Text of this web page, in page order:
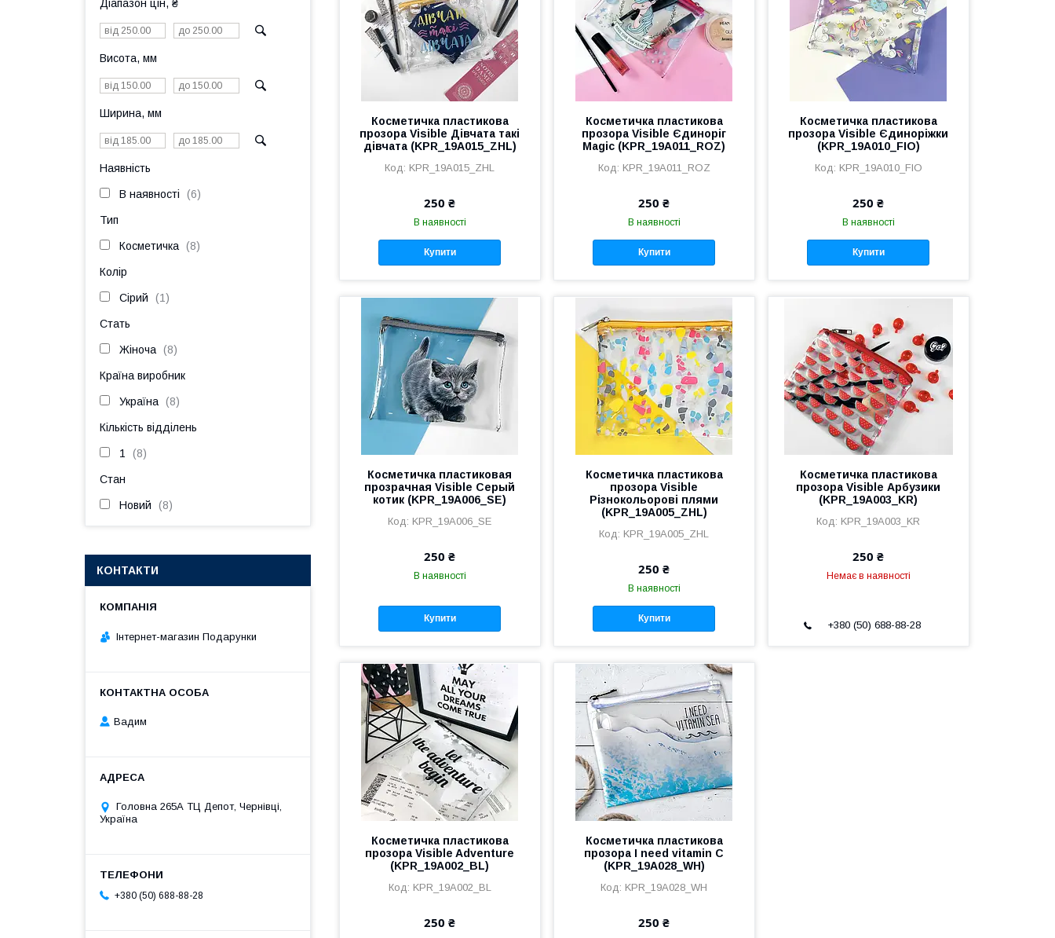
Косметичка пластикова
прозора Visible Дівчата такі
дівчата (KPR_19A015_ZHL)
KPR_19A015_ZHL
250 ₴
В наявності
Купити
Косметичка пластикова
прозора Visible Єдиноріг
Magic (KPR_19A011_ROZ)
KPR_19A011_ROZ
250 ₴
В наявності
Купити
Косметичка пластикова
прозора Visible Єдиноріжки
(KPR_19A010_FIO)
KPR_19A010_FIO
250 ₴
В наявності
Купити
Косметичка пластиковая
прозрачная Visible Серый
котик (KPR_19A006_SE)
KPR_19A006_SE
250 ₴
В наявності
Купити
Косметичка пластикова
прозора Visible
Різнокольорові плями
(KPR_19A005_ZHL)
KPR_19A005_ZHL
250 ₴
В наявності
Купити
Косметичка пластикова
прозора Visible Арбузики
(KPR_19A003_KR)
KPR_19A003_KR
250 ₴
Немає в наявності
+380 (50) 688-88-28
Косметичка пластикова
прозора Visible Adventure
(KPR_19A002_BL)
KPR_19A002_BL
250 ₴
Косметичка пластикова
прозора I need vitamin C
(KPR_19A028_WH)
KPR_19A028_WH
250 ₴
Діапазон цін, ₴
Висота, мм
Ширина, мм
Наявність
В наявності 6
Тип
Косметичка 8
Колір
Сірий 1
Стать
Жіноча 8
Країна виробник
Україна 8
Кількість відділень
1 8
Стан
Новий 8
КОНТАКТИ
Інтернет-магазин Подарунки
Вадим
Головна 265А ТЦ Депот, Чернівці,
Україна
+380 (50) 688-88-28